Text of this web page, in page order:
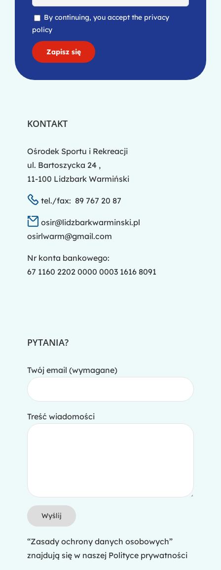
By continuing, you accept the privacy
policy
KONTAKT
Ośrodek Sportu i Rekreacji
ul. Bartoszycka 24 ,
11-100 Lidzbark Warmiński
tel./fax: 89 767 20 87
osir@lidzbarkwarminski.pl
osirlwarm@gmail.com
Nr konta bankowego:
67 1160 2202 0000 0003 1616 8091
PYTANIA?
Twój email (wymagane)
Treść wiadomości
“Zasady ochrony danych osobowych”
znajdują się w naszej Polityce prywatności